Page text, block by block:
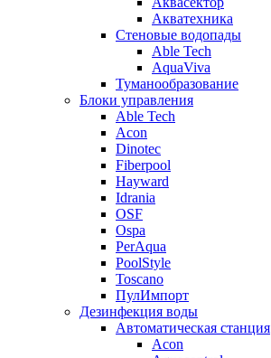
Акватехника
Стеновые водопады
Able Tech
AquaViva
Туманообразование
Блоки управления
Able Tech
Acon
Dinotec
Fiberpool
Hayward
Idrania
OSF
Ospa
PerAqua
PoolStyle
Toscano
ПулИмпорт
Дезинфекция воды
Автоматическая станция
Acon